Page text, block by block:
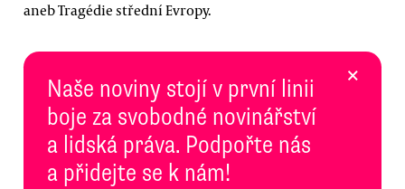
aneb Tragédie střední Evropy.
Naše noviny stojí v první linii
boje za svobodné novinářství
a lidská práva. Podpořte nás
a přidejte se k nám!
×